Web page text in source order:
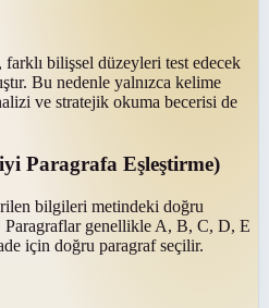
bilişsel düzeyleri test edecek
Bu nedenle yalnızca kelime
ve stratejik okuma becerisi de
Paragrafa Eşleştirme)
bilgileri metindeki doğru
Paragraflar genellikle A, B, C, D, E
için doğru paragraf seçilir.